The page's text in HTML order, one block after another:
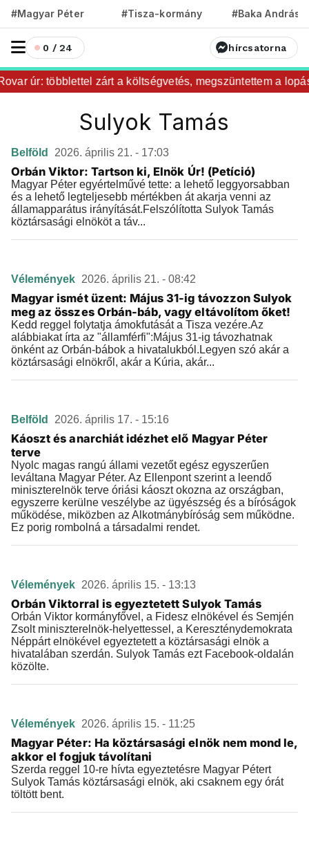
#Magyar Péter #Tisza-kormány #Baka András
0 / 24 hírcsatorna
úr: többlettel zárt a költségvetés, megszüntettem a
Sulyok Tamás
Belföld 2026. április 21. - 17:03
Orbán Viktor: Tartson ki, Elnök Úr! (Petíció)
Magyar Péter egyértelművé tette: a lehető leggyorsabban
és a lehető legteljesebb mértékben át akarja venni az
államapparátus irányítását.Felszólította Sulyok Tamás
köztársasági elnököt a táv...
Vélemények 2026. április 21. - 08:42
Magyar ismét üzent: Május 31-ig távozzon Sulyok
meg az összes Orbán-báb, vagy eltávolítom őket!
Kedd reggel folytatja ámokfutását a Tisza vezére.Az
alábbiakat írta az "államférfi":Május 31-ig távozhatnak
önként az Orbán-bábok a hivatalukból.Legyen szó akár a
köztársasági elnökről, akár a Kúria, akár...
Belföld 2026. április 17. - 15:16
Káoszt és anarchiát idézhet elő Magyar Péter
terve
Nyolc magas rangú állami vezetőt egész egyszerűen
leváltana Magyar Péter. Az Ellenpont szerint a leendő
miniszterelnök terve óriási káoszt okozna az országban,
egyszerre kerülne veszélybe az ügyészség és a bíróságok
működése, miközben az Alkotmánybíróság sem működne.
Ez porig rombolná a társadalmi rendet.
Vélemények 2026. április 15. - 13:13
Orbán Viktorral is egyeztetett Sulyok Tamás
Orbán Viktor kormányfővel, a Fidesz elnökével és Semjén
Zsolt miniszterelnök-helyettessel, a Kereszténydemokrata
Néppárt elnökével egyeztetett a köztársasági elnök a
hivatalában szerdán. Sulyok Tamás ezt Facebook-oldalán
közölte.
Vélemények 2026. április 15. - 11:25
Magyar Péter: Ha köztársasági elnök nem mond le,
akkor el fogjuk távolítani
Szerda reggel 10-re hívta egyeztetésre Magyar Pétert
Sulyok Tamás köztársasági elnök, aki csaknem egy órát
töltött bent.